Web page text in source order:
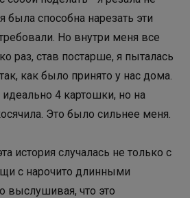
была способна нарезать эти
Но внутри меня все
раз, став постарше, я пыталась
как было принято у нас дома.
4 картошки, но на
Это было сильнее меня.
история случалась не только с
с нарочито длинными
выслушивая, что это